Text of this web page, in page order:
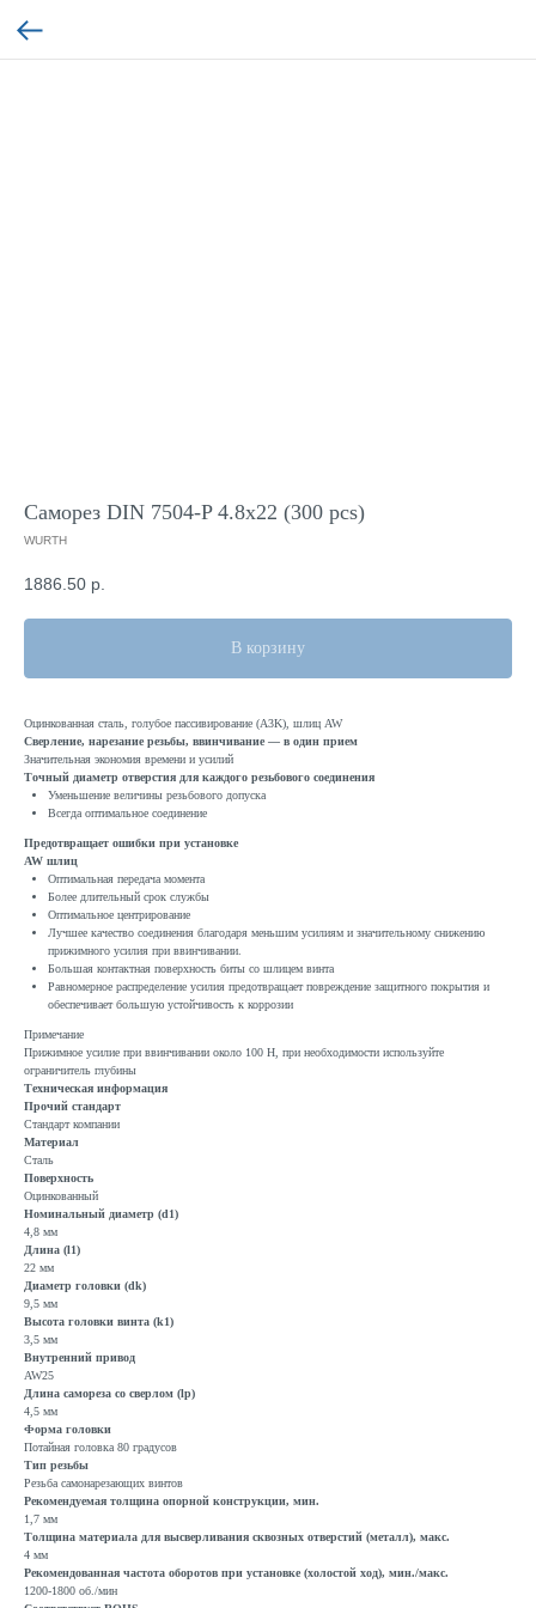
Саморез DIN 7504-P 4.8x22 (300 pcs)
WURTH
1886.50 р.
В корзину
Оцинкованная сталь, голубое пассивирование (A3K), шлиц AW
Сверление, нарезание резьбы, ввинчивание — в один прием
Значительная экономия времени и усилий
Точный диаметр отверстия для каждого резьбового соединения
Уменьшение величины резьбового допуска
Всегда оптимальное соединение
Предотвращает ошибки при установке
AW шлиц
Оптимальная передача момента
Более длительный срок службы
Оптимальное центрирование
Лучшее качество соединения благодаря меньшим усилиям и значительному снижению
прижимного усилия при ввинчивании.
Большая контактная поверхность биты со шлицем винта
Равномерное распределение усилия предотвращает повреждение защитного покрытия и
обеспечивает большую устойчивость к коррозии
Примечание
Прижимное усилие при ввинчивании около 100 Н, при необходимости используйте
ограничитель глубины
Техническая информация
Прочий стандарт
Стандарт компании
Материал
Сталь
Поверхность
Оцинкованный
Номинальный диаметр (d1)
4,8 мм
Длина (l1)
22 мм
Диаметр головки (dk)
9,5 мм
Высота головки винта (k1)
3,5 мм
Внутренний привод
AW25
Длина самореза со сверлом (lp)
4,5 мм
Форма головки
Потайная головка 80 градусов
Тип резьбы
Резьба самонарезающих винтов
Рекомендуемая толщина опорной конструкции, мин.
1,7 мм
Толщина материала для высверливания сквозных отверстий (металл), макс.
4 мм
Рекомендованная частота оборотов при установке (холостой ход), мин./макс.
1200-1800 об./мин